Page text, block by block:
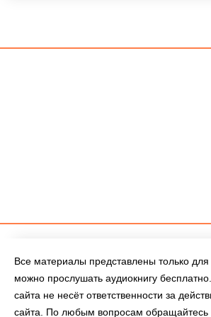
Все материалы представлены только для
можно прослушать аудиокнигу
сайта не несёт ответственности за
сайта. По любым вопросам обращайтесь